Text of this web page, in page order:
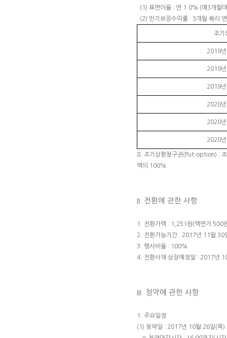
(1) 표면이율 : 연 1.0% (매3개월
(2) 만기보장수익률 : 3개월 복리
조기
2019
2019
2019
2020
2020
2020
8. 조기상환청구권(Put-option) : 조
액의 100%
II. 전환에 관한 사항
1. 전환가액 : 1,251원(액면가 500
2. 전환가능기간 : 2017년 11월
3. 행사비율 : 100%
4. 전환사채 상장예정일 : 2017년
III. 청약에 관한 사항
1. 주요일정
(1) 청약일 : 2017년 10월 26일(목